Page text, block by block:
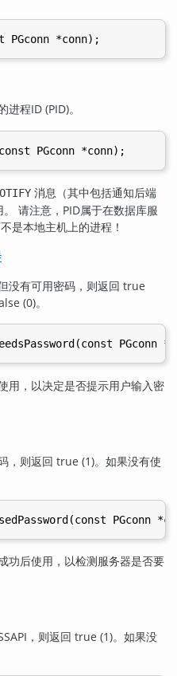
进程ID (PID)。
消息（其中包括通知后端
请注意， PID属于在数据库服
是本地主机上的进程！
没有可用密码，则返回 true
(0)。
用，以决定是否提示用户输入密
，则返回 true (1)。如果没有使
功后使用，以检测服务器是否要
，则返回 true (1)。如果没